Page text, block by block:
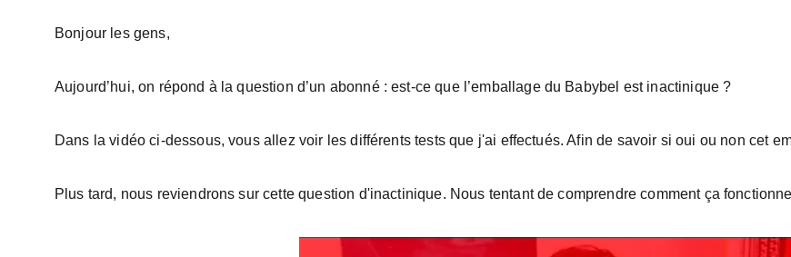
Bonjour les gens,
Aujourd’hui, on répond à la question d’un abonné : est-ce que l’emballage du Babybel est inactinique ?
Dans la vidéo ci-dessous, vous allez voir les différents tests que j'ai effectués. Afin de savoir si oui ou non cet
Plus tard, nous reviendrons sur cette question d'inactinique. Nous tentant de comprendre comment ça